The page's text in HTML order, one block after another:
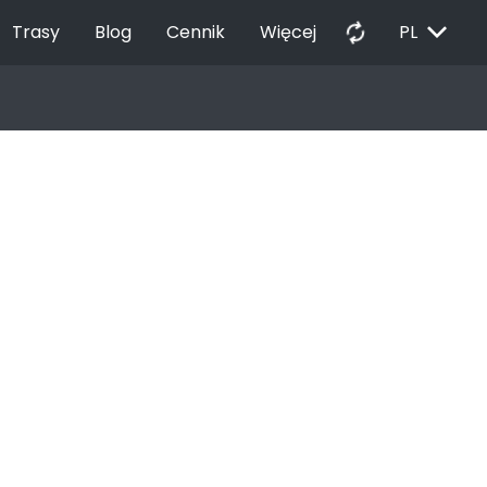
Trasy Blog Cennik Więcej autorenew PL EXPAND_MORE